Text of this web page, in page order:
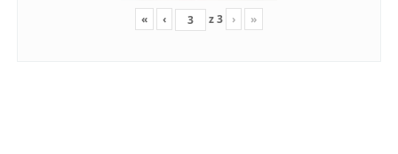
« ‹ z3 › »